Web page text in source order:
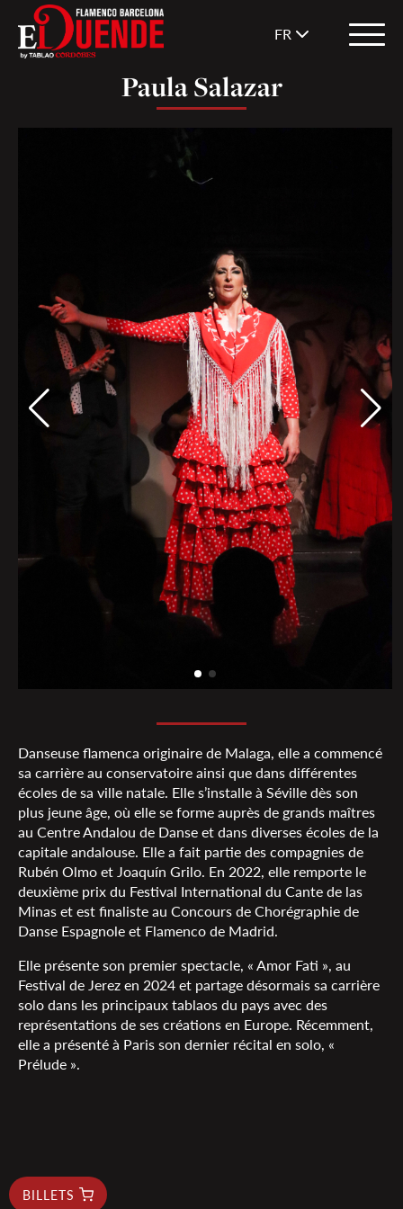
FR
Paula Salazar
Danseuse flamenca originaire de Malaga, elle a commencé
sa carrière au conservatoire ainsi que dans différentes
écoles de sa ville natale. Elle s’installe à Séville dès son
plus jeune âge, où elle se forme auprès de grands maîtres
au Centre Andalou de Danse et dans diverses écoles de la
capitale andalouse. Elle a fait partie des compagnies de
Rubén Olmo et Joaquín Grilo. En 2022, elle remporte le
deuxième prix du Festival International du Cante de las
Minas et est finaliste au Concours de Chorégraphie de
Danse Espagnole et Flamenco de Madrid.
Elle présente son premier spectacle, « Amor Fati », au
Festival de Jerez en 2024 et partage désormais sa carrière
solo dans les principaux tablaos du pays avec des
représentations de ses créations en Europe. Récemment,
elle a présenté à Paris son dernier récital en solo, «
Prélude ».
BILLETS